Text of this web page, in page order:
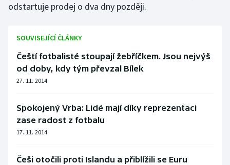
Lezení
Lyže a snowboard
Moderní pětiboj
Motorsport
Olympijské hry
Parasport
Plavání
odstartuje prodej o dva dny později.
SOUVISEJÍCÍ ČLÁNKY
Čeští fotbalisté stoupají žebříčkem. Jsou nejvýš
od doby, kdy tým převzal Bílek
27. 11. 2014
Spokojený Vrba: Lidé mají díky reprezentaci
zase radost z fotbalu
17. 11. 2014
Češi otočili proti Islandu a přiblížili se Euru